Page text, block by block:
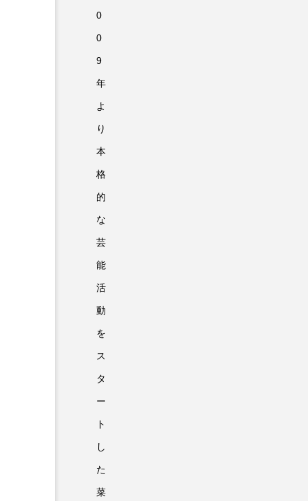
0
0
9
年
よ
り
本
格
的
な
芸
能
活
動
を
ス
タ
ー
ト
し
た
菜